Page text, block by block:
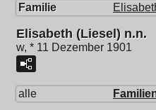
Familie
Elisabeth (Liesel) n.n.
w, * 11 Dezember 1901
alle